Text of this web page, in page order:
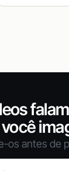
os antes de